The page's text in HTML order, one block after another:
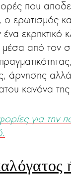
που
ερωτισμός
εκρηκτικό
μέσα από τον
άρνησης
κανόνα
για την